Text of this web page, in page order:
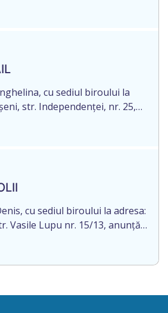
Mihail, născut la 20 august
certificatului de
în prealabil după data
cu prevederile art.
cu sediul biroului la
str. Independenței, nr. 25,
MIHAIL, decedat la 03
certificatului de
În conformitate cu prevederile
cu sediul biroului la adresa:
Vasile Lupu nr. 15/13, anunță
ANATOLII, cetățean al
născut la data de 29 ianuarie
certificatului de